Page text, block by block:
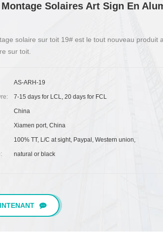
Solaires Art Sign En
solaire sur toit 19# est le tout nouveau produit
sur toit.
AS-ARH-19
7-15 days for LCL, 20 days for FCL
China
Xiamen port, China
100% TT, L/C at sight, Paypal, Western union,
natural or black